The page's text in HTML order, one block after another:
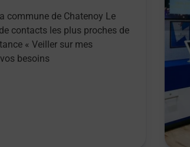
commune de Chatenoy Le
contacts les plus proches de
« Veiller sur mes
besoins